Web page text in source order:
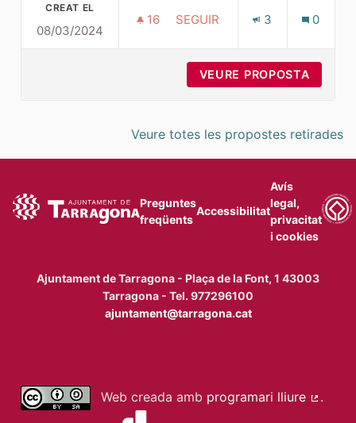
CREAT EL
08/03/2024
16 16 SEGUIDORES
SEGUIR 3 0
VEURE PROPOSTA
Veure totes les propostes retirades
Preguntes
freqüents
Accessibilitat
Avís
legal,
privacitat
i cookies
Ajuntament de Tarragona - Plaça de la Font, 1 43003
Tarragona - Tel. 977296100
ajuntament@tarragona.cat
Web creada amb programari lliure
.